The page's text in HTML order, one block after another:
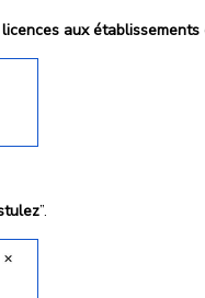
aux établissements
”.